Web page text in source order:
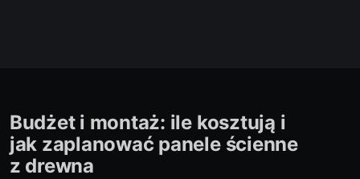
Budżet i montaż: ile kosztują i
jak zaplanować panele ścienne
z drewna